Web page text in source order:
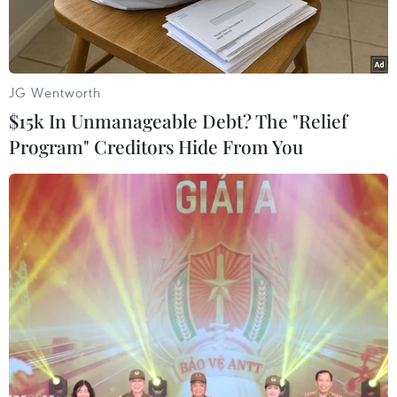
Ảnh minh họa. (Nguồn: SafeBee)
Tổng thống Philippines Rodrigo Duterte ngày
22/12 đã chỉ thị đóng cửa toàn bộ các công ty cờ
bạc trực tuyến đang hoạt động tại nước này.
JG Wentworth
$15k In Unmanageable Debt? The "Relief
Program" Creditors Hide From You